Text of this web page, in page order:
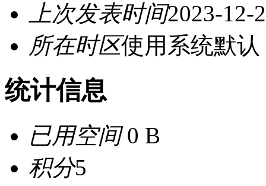
上次发表时间2023-12-
所在时区使用系统默认
统计信息
已用空间0 B
积分5